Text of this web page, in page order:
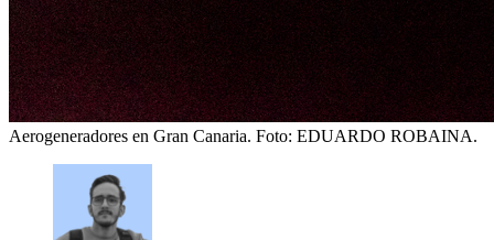
Aerogeneradores en Gran Canaria. Foto: EDUARDO ROBAINA.